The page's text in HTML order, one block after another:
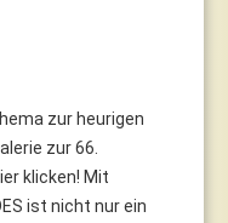
zur heurigen
zur 66.
klicken! Mit
ist nicht nur ein